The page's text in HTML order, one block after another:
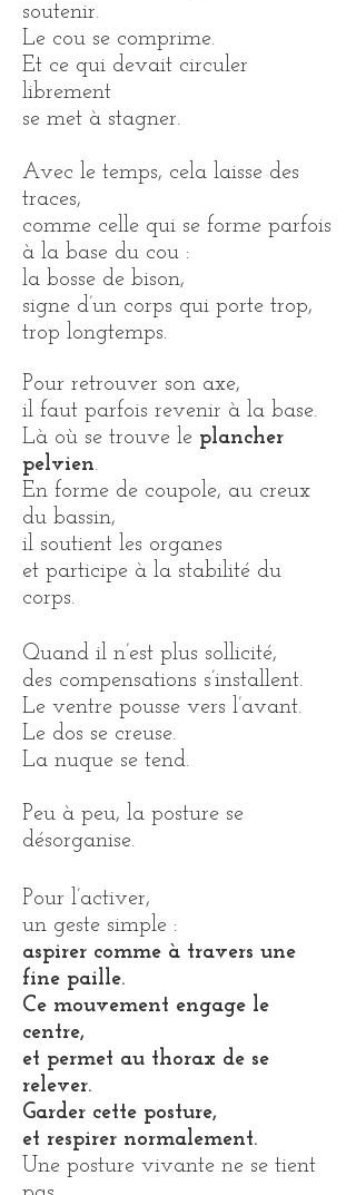
soutenir.
Le cou se comprime.
Et ce qui devait circuler
librement
se met à stagner.
Avec le temps, cela laisse des
traces,
comme celle qui se forme parfois
à la base du cou :
la bosse de bison,
signe d’un corps qui porte trop,
trop longtemps.
Pour retrouver son axe,
il faut parfois revenir à la base.
Là où se trouve le plancher
pelvien.
En forme de coupole, au creux
du bassin,
il soutient les organes
et participe à la stabilité du
corps.
Quand il n’est plus sollicité,
des compensations s’installent.
Le ventre pousse vers l’avant.
Le dos se creuse.
La nuque se tend.
Peu à peu, la posture se
désorganise.
Pour l’activer,
un geste simple :
aspirer comme à travers une
fine paille.
Ce mouvement engage le
centre,
et permet au thorax de se
relever.
Garder cette posture,
et respirer normalement.
Une posture vivante ne se tient